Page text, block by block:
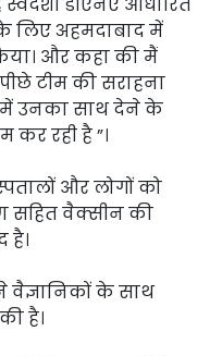
लिए अहमदाबाद में
और कहा की मैं
टीम की सराहना
में उनका साथ देने के
रही है ”।
और लोगों को
सहित वैक्सीन की
है।
वैज्ञानिकों के साथ
है।